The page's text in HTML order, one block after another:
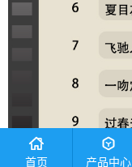
首页 产品中心